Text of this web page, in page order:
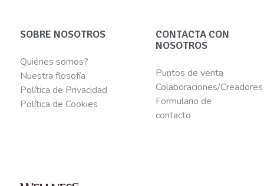
SOBRE NOSOTROS
Quiénes somos?
Nuestra flosofía
Política de Privacidad
Política de Cookies
CONTACTA CON
NOSOTROS
Puntos de venta
Colaboraciones/Creadores
Formulario de
contacto